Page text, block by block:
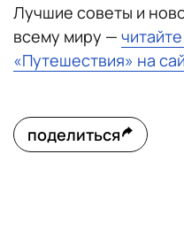
Лучшие советы и
всему миру —
«Путешествия» на
поделиться